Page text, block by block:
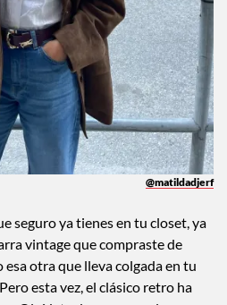
seguro ya tienes en tu closet, ya
vintage que compraste de
otra que lleva colgada en tu